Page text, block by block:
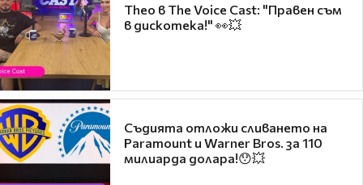
Theo в The Voice Cast: "Правен съм
в дискотека!" 👀💥
Съдията отложи сливането на
Paramount и Warner Bros. за 110
милиарда долара!😯💥